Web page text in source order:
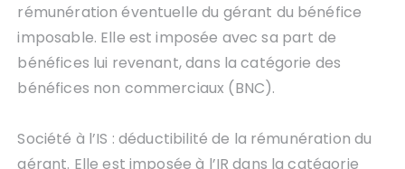
rémunération éventuelle du gérant du bénéfice
imposable. Elle est imposée avec sa part de
bénéfices lui revenant, dans la catégorie des
bénéfices non commerciaux (BNC).
Société à l’IS : déductibilité de la rémunération du
gérant. Elle est imposée à l’IR dans la catégorie